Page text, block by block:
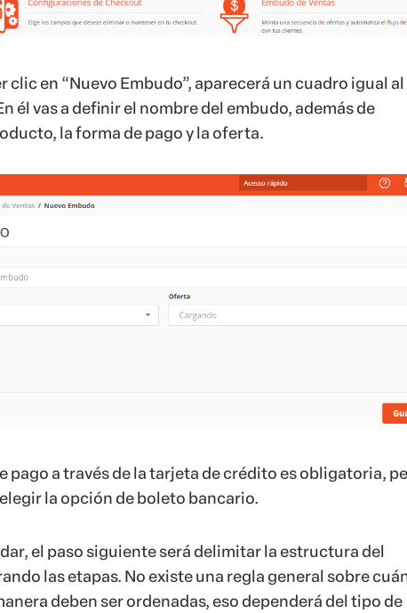
clic en “Nuevo Embudo”, aparecerá un cuadro igual
él vas a definir el nombre del embudo, además de
la forma de pago y la oferta.
pago a través de la tarjeta de crédito es obligatoria,
la opción de boleto bancario.
el paso siguiente será delimitar la estructura del
las etapas. No existe una regla general sobre
deben ser ordenadas, eso dependerá del tipo de